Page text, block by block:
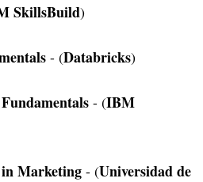
SkillsBuild)
- (Databricks)
- (IBM
Marketing - (Universidad de